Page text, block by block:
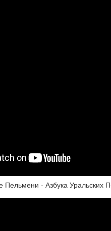
- Азбука Уральских